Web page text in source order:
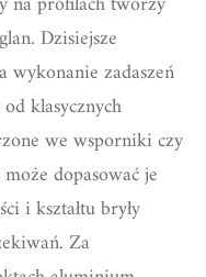
Dzisiejsze
wykonanie zadaszeń
klasycznych
we wsporniki czy
dopasować je
i kształtu bryły
Za